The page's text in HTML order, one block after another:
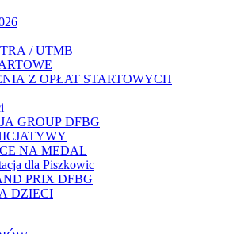
/ UTMB
Z OPŁAT STARTOWYCH
GROUP DFBG
NA MEDAL
dla Piszkowic
PRIX DFBG
DZIECI